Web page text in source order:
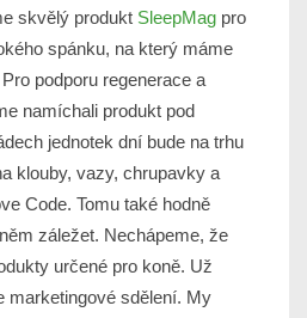
skvělý produkt SleepMag pro
spánku, na který máme
podporu regenerace a
namíchali produkt pod
jednotek dní bude na trhu
klouby, vazy, chrupavky a
Code. Tomu také hodně
záležet. Nechápeme, že
určené pro koně. Už
marketingové sdělení. My